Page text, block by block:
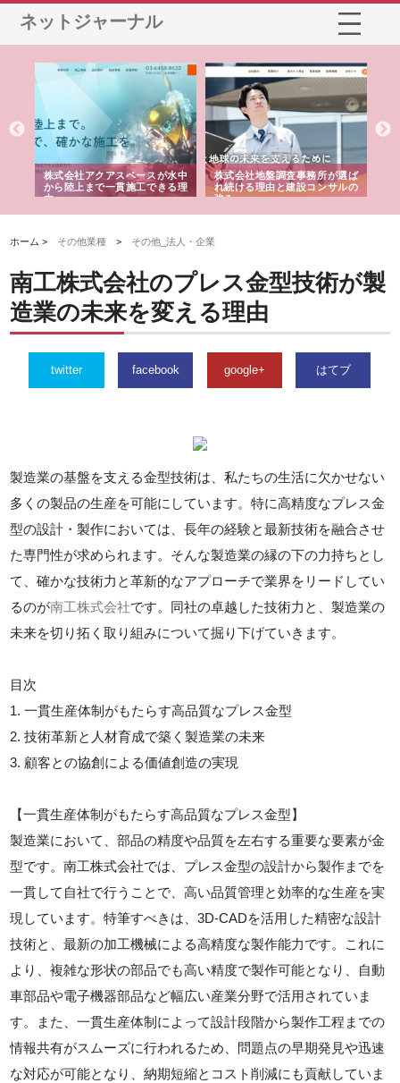
ネットジャーナル
株式会社アクアスペースが水中
から陸上まで一貫施工できる理
由
株式会社地盤調査事務所が選ば
れ続ける理由と建設コンサルの
強み
ホーム > その他業種 > その他_法人・企業
南工株式会社のプレス金型技術が製
造業の未来を変える理由
twitter facebook google+ はてブ
製造業の基盤を支える金型技術は、私たちの生活に欠かせない
多くの製品の生産を可能にしています。特に高精度なプレス金
型の設計・製作においては、長年の経験と最新技術を融合させ
た専門性が求められます。そんな製造業の縁の下の力持ちとし
て、確かな技術力と革新的なアプローチで業界をリードしてい
るのが南工株式会社です。同社の卓越した技術力と、製造業の
未来を切り拓く取り組みについて掘り下げていきます。
目次
1. 一貫生産体制がもたらす高品質なプレス金型
2. 技術革新と人材育成で築く製造業の未来
3. 顧客との協創による価値創造の実現
【一貫生産体制がもたらす高品質なプレス金型】
製造業において、部品の精度や品質を左右する重要な要素が金
型です。南工株式会社では、プレス金型の設計から製作までを
一貫して自社で行うことで、高い品質管理と効率的な生産を実
現しています。特筆すべきは、3D-CADを活用した精密な設計
技術と、最新の加工機械による高精度な製作能力です。これに
より、複雑な形状の部品でも高い精度で製作可能となり、自動
車部品や電子機器部品など幅広い産業分野で活用されていま
す。また、一貫生産体制によって設計段階から製作工程までの
情報共有がスムーズに行われるため、問題点の早期発見や迅速
な対応が可能となり、納期短縮とコスト削減にも貢献していま